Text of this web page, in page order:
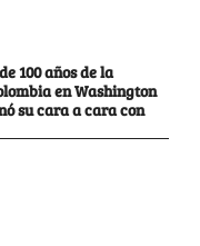
100 años de la
en Washington
su cara a cara con